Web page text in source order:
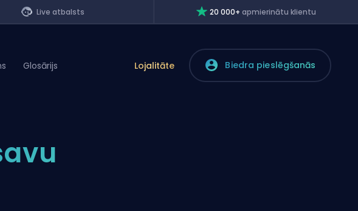
Live atbalsts 20 000+apmierinātu klientu
Glosārijs Lojalitāte Biedra pieslēgšanās